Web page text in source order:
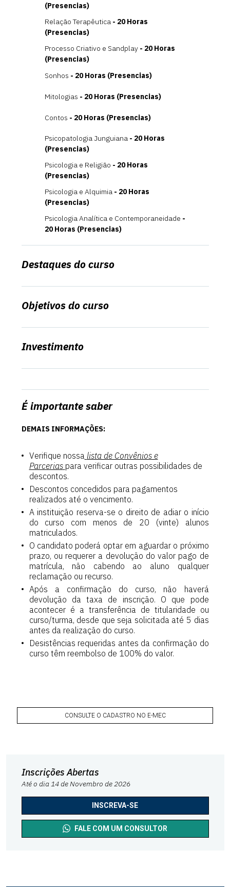
(Presencias)
Relação Terapêutica- 20 Horas
(Presencias)
Processo Criativo e Sandplay- 20 Horas
(Presencias)
Sonhos - 20 Horas (Presencias)
Mitologias - 20 Horas (Presencias)
Contos - 20 Horas (Presencias)
Psicopatologia Junguiana- 20 Horas
(Presencias)
Psicologia e Religião - 20 Horas
(Presencias)
Psicologia e Alquimia- 20 Horas
(Presencias)
Psicologia Analítica e Contemporaneidade -
20 Horas (Presencias)
Destaques do curso
Objetivos do curso
Investimento
É importante saber
DEMAIS INFORMAÇÕES:
Verifique nossa lista de Convênios e
Parcerias para verificar outras possibilidades de
descontos.
Descontos concedidos para pagamentos
realizados até o vencimento.
A instituição reserva-se o direito de adiar o início
do curso com menos de 20 (vinte) alunos
matriculados.
O candidato poderá optar em aguardar o próximo
prazo, ou requerer a devolução do valor pago de
matrícula, não cabendo ao aluno qualquer
reclamação ou recurso.
Após a confirmação do curso, não haverá
devolução da taxa de inscrição. O que pode
acontecer é a transferência de titularidade ou
curso/turma, desde que seja solicitada até 5 dias
antes da realização do curso.
Desistências requeridas antes da confirmação do
curso têm reembolso de 100% do valor.
CONSULTE O CADASTRO NO E-MEC
Inscrições Abertas
Até o dia 14 de Novembro de 2026
INSCREVA-SE
FALE COM UM CONSULTOR